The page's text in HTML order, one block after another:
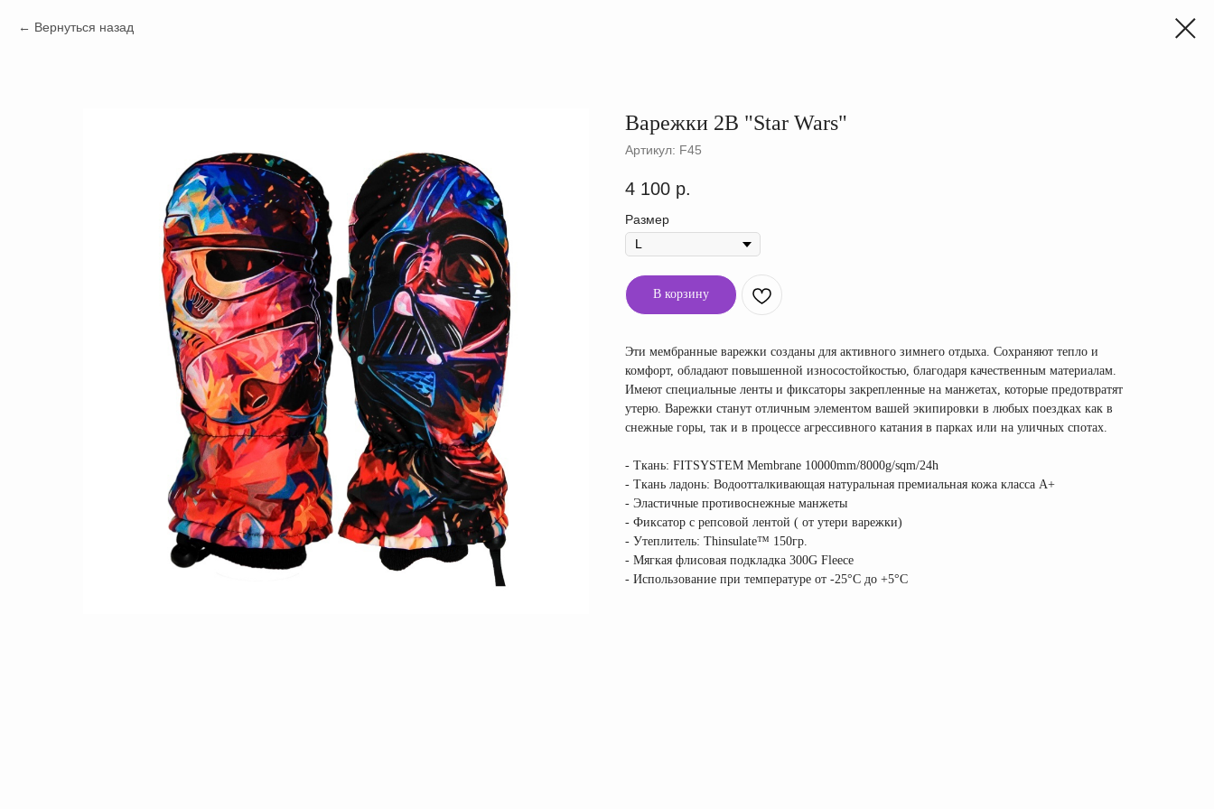
Вернуться назад
Варежки 2B "Star Wars"
Артикул: F45
4 100 р.
Размер
В корзину
Эти мембранные варежки созданы для активного зимнего отдыха. Сохраняют тепло и
комфорт, обладают повышенной износостойкостью, благодаря качественным материалам.
Имеют специальные ленты и фиксаторы закрепленные на манжетах, которые предотвратят
утерю. Варежки станут отличным элементом вашей экипировки в любых поездках как в
снежные горы, так и в процессе агрессивного катания в парках или на уличных спотах.
- Ткань: FITSYSTEM Membrane 10000mm/8000g/sqm/24h
- Ткань ладонь: Водоотталкивающая натуральная премиальная кожа класса А+
- Эластичные противоснежные манжеты
- Фиксатор с репсовой лентой ( от утери варежки)
- Утеплитель: Thinsulate™ 150гр.
- Мягкая флисовая подкладка 300G Fleece
- Использование при температуре от -25°C до +5°C